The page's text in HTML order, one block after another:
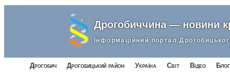
Дрогобиччина — новини
Інформаційний портал
Дрогобич Дрогобицький район Україна Світ Відео